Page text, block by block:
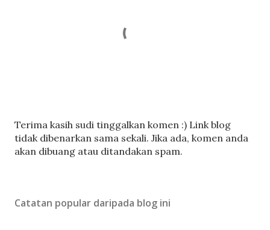
C
a
t
l
Terima kasih sudi tinggalkan komen :) Link blog
tidak dibenarkan sama sekali. Jika ada, komen anda
akan dibuang atau ditandakan spam.
Catatan popular daripada blog ini